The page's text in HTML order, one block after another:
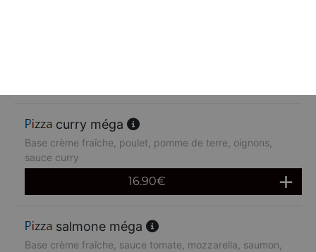
curry méga
Base crème fraîche, poulet, pomme de terre, oignons,
sauce curry
16.90€
salmone méga
Base crème fraîche, sauce tomate, mozzarella, saumon,